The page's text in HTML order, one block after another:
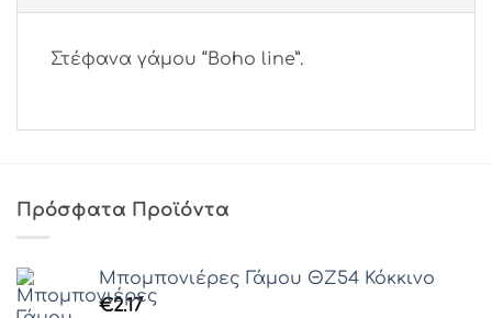
Στέφανα γάμου “Boho line”.
Πρόσφατα Προϊόντα
Μπομπονιέρες Γάμου ΘZ54 Κόκκινο
€2.17